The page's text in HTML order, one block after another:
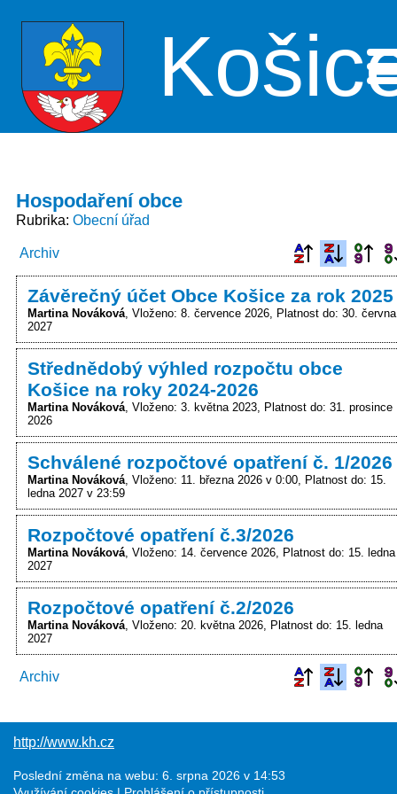
Hospodaření obce
Rubrika Obecní úřad
Archiv
Závěrečný účet Obce Košice za rok 2025
Martina Nováková Vloženo: 8. července 2026
Platnost do: 30. června
2027
Střednědobý výhled rozpočtu obce
Košice na roky 2024-2026
Martina Nováková Vloženo: 3. května 2023
Platnost do: 31. prosince
2026
Schválené rozpočtové opatření č. 1/2026
Martina Nováková Vloženo: 11. března 2026 v 0:00
Platnost do: 15.
ledna 2027 v 23:59
Rozpočtové opatření č.3/2026
Martina Nováková Vloženo: 14. července 2026
Platnost do: 15. ledna
2027
Rozpočtové opatření č.2/2026
Martina Nováková Vloženo: 20. května 2026
Platnost do: 15. ledna
2027
Archiv
http://www.kh.cz
Poslední změna na webu: 6. srpna 2026 v 14:53